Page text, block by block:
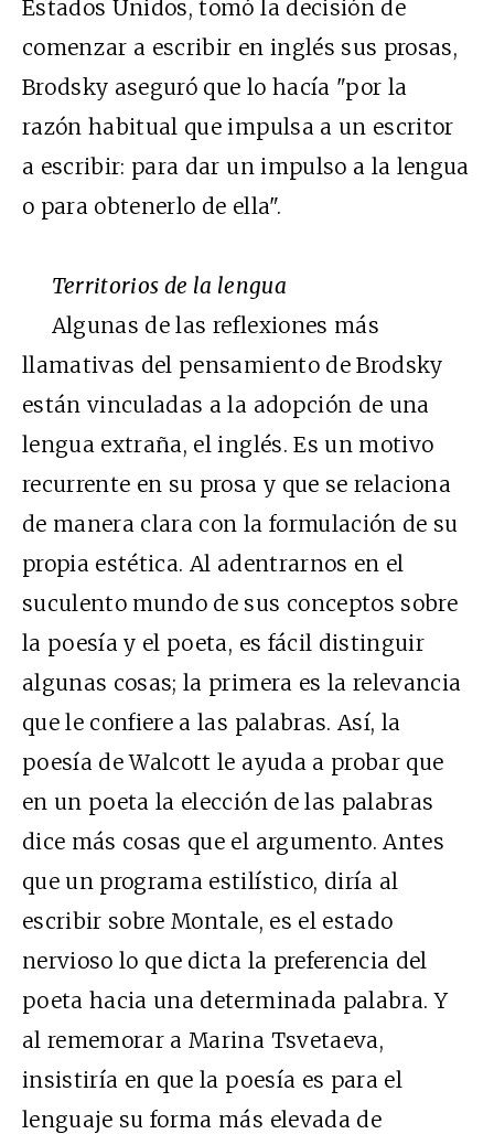
Estados Unidos, tomó la decisión de
comenzar a escribir en inglés sus prosas,
Brodsky aseguró que lo hacía "por la
razón habitual que impulsa a un escritor
a escribir: para dar un impulso a la lengua
o para obtenerlo de ella".
Territorios de la lengua
Algunas de las reflexiones más
llamativas del pensamiento de Brodsky
están vinculadas a la adopción de una
lengua extraña, el inglés. Es un motivo
recurrente en su prosa y que se relaciona
de manera clara con la formulación de su
propia estética. Al adentrarnos en el
suculento mundo de sus conceptos sobre
la poesía y el poeta, es fácil distinguir
algunas cosas; la primera es la relevancia
que le confiere a las palabras. Así, la
poesía de Walcott le ayuda a probar que
en un poeta la elección de las palabras
dice más cosas que el argumento. Antes
que un programa estilístico, diría al
escribir sobre Montale, es el estado
nervioso lo que dicta la preferencia del
poeta hacia una determinada palabra. Y
al rememorar a Marina Tsvetaeva,
insistiría en que la poesía es para el
lenguaje su forma más elevada de